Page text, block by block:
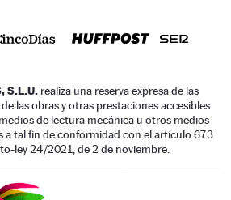
S.L.U. realiza una reserva expresa de las
las obras y otras prestaciones accesibles
de lectura mecánica u otros medios
a tal fin de conformidad con el artículo 67.3
ley 24/2021, de 2 de noviembre.